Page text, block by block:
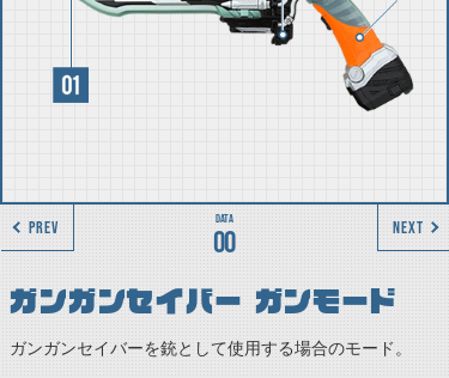
00
PREV NEXT
ガンガンセイバー ガンモード
ガンガンセイバーを銃として使用する場合のモード。